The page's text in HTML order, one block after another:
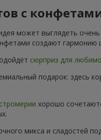
с
может выглядеть
создают гармонию
сюрприз для
подарок: здесь
хорошо
микса и